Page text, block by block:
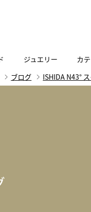
G H I
買取
ジュエリー カ
SIX
会社概要
ご来店の予約
ブログ ISHIDA N43°